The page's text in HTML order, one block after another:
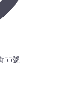
55號